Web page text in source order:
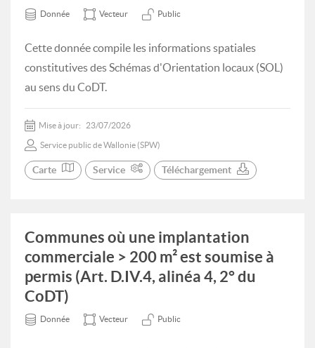
Donnée Vecteur Public
Cette donnée compile les informations spatiales
constitutives des Schémas d'Orientation locaux (SOL)
au sens du CoDT.
Mise à jour: 23/07/2026
Service public de Wallonie (SPW)
Carte Service Téléchargement
Communes où une implantation
commerciale > 200 m² est soumise à
permis (Art. D.IV.4, alinéa 4, 2° du
CoDT)
Donnée Vecteur Public